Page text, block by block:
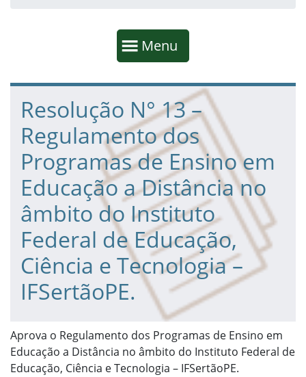
Mostrar
Menu
Fim da navegação
Início do conteúdo
Resolução N° 13 –
Regulamento dos
Programas de Ensino em
Educação a Distância no
âmbito do Instituto
Federal de Educação,
Ciência e Tecnologia –
IFSertãoPE.
Aprova o Regulamento dos Programas de Ensino em
Educação a Distância no âmbito do Instituto Federal de
Educação, Ciência e Tecnologia – IFSertãoPE.